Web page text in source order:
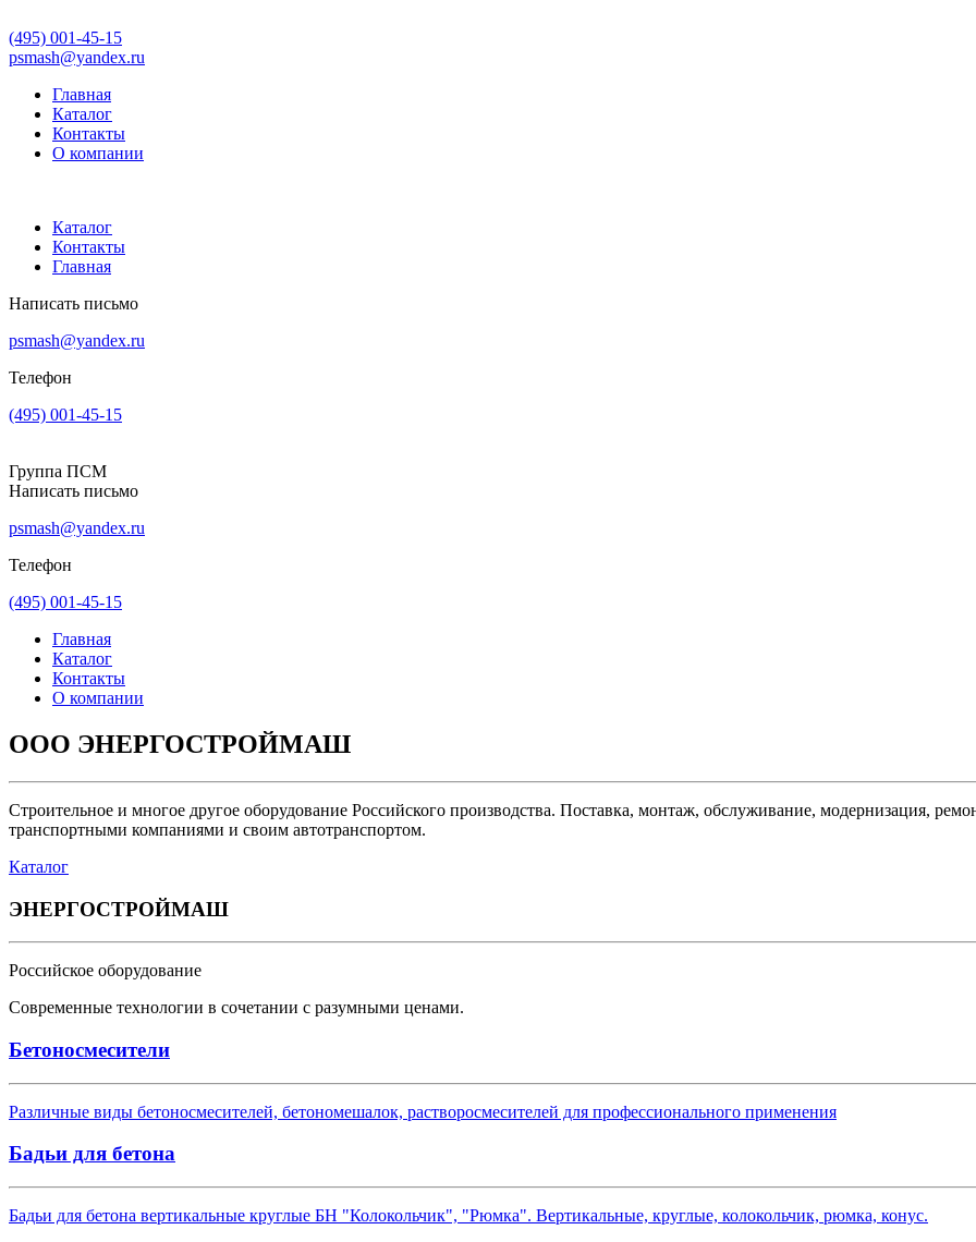
(495) 001-45-15
psmash@yandex.ru
Главная
Каталог
Контакты
О компании
Каталог
Контакты
Главная
Написать письмо
psmash@yandex.ru
Телефон
(495) 001-45-15
Группа ПСМ
Написать письмо
psmash@yandex.ru
Телефон
(495) 001-45-15
Главная
Каталог
Контакты
О компании
ООО ЭНЕРГОСТРОЙМАШ
Строительное и многое другое оборудование Российского производства. Поставка, монтаж, обслуживание, модернизация,
транспортными компаниями и своим автотранспортом.
Каталог
ЭНЕРГОСТРОЙМАШ
Российское оборудование
Современные технологии в сочетании с разумными ценами.
Бетоносмесители
Различные виды бетоносмесителей, бетономешалок, растворосмесителей для профессионального применения
Бадьи для бетона
Бадьи для бетона вертикальные круглые БН "Колокольчик", "Рюмка". Вертикальные, круглые, колокольчик, рюмка, конус.